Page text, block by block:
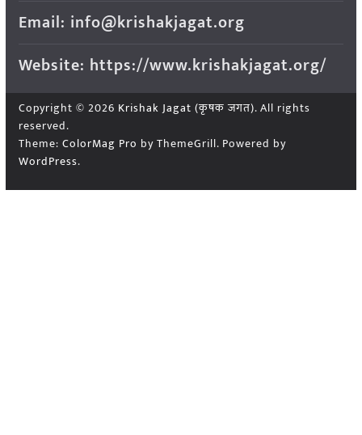
Email: info@krishakjagat.org
Website: https://www.krishakjagat.org/
Copyright © 2026 Krishak Jagat (कृषक जगत). All rights
reserved.
Theme: ColorMag Pro by ThemeGrill. Powered by
WordPress.